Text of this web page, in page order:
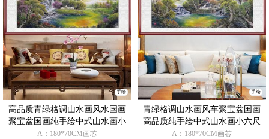
手绘
高品质青绿格调山水画风水国画
聚宝盆国画纯手绘中式山水画小
六尺支持个性提词
A：180*70CM画芯
手绘
青绿格调山水画风车聚宝盆国画
高品质纯手绘中式山水画小六尺
国画山水支持个性提词
A：180*70CM画芯